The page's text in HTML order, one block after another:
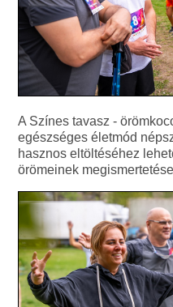
A Színes tavasz -
egészséges életmód
hasznos eltöltéséhez
örömeinek